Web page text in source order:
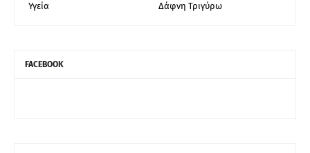
Υγεία
Δάφνη Τριγύρω
FACEBOOK